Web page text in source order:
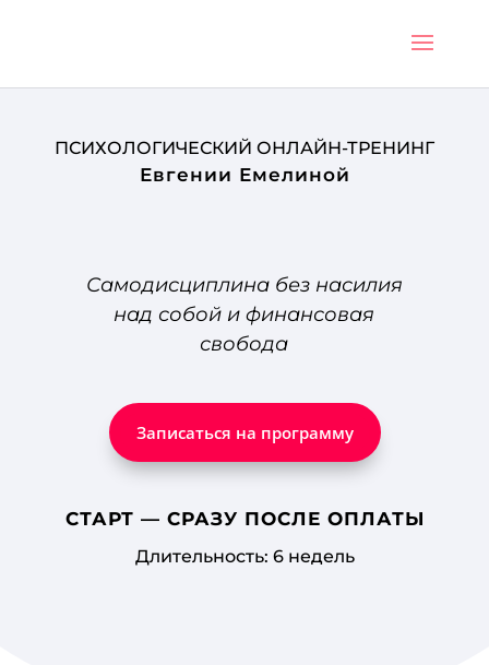
ПСИХОЛОГИЧЕСКИЙ ОНЛАЙН-ТРЕНИНГ
Евгении Емелиной
Самодисциплина без насилия
над собой и финансовая
свобода
Записаться на программу
СТАРТ — СРАЗУ ПОСЛЕ ОПЛАТЫ
Длительность: 6 недель